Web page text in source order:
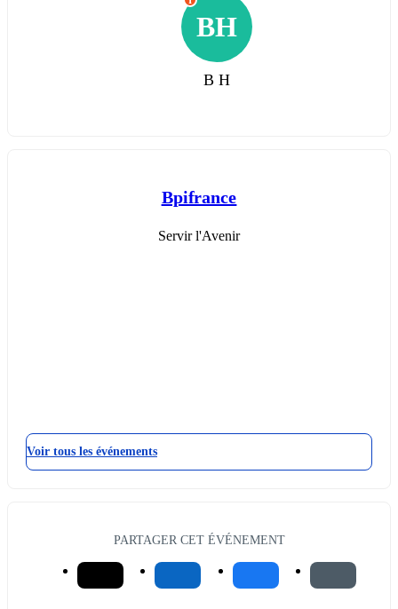
BH
B H
Bpifrance
Servir l'Avenir
Voir tous les événements
PARTAGER CET ÉVÉNEMENT